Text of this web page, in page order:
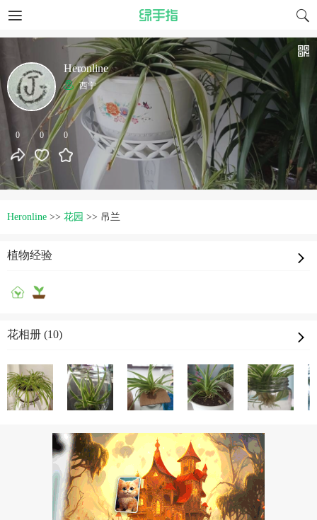
0 0 0
Heronline
西宁
Heronline >> 花园 >> 吊兰
植物经验
花相册 (10)